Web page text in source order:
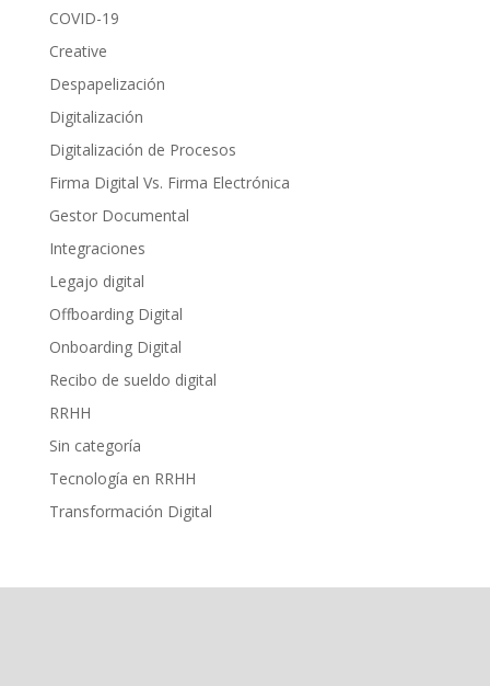
COVID-19
Creative
Despapelización
Digitalización
Digitalización de Procesos
Firma Digital Vs. Firma Electrónica
Gestor Documental
Integraciones
Legajo digital
Offboarding Digital
Onboarding Digital
Recibo de sueldo digital
RRHH
Sin categoría
Tecnología en RRHH
Transformación Digital